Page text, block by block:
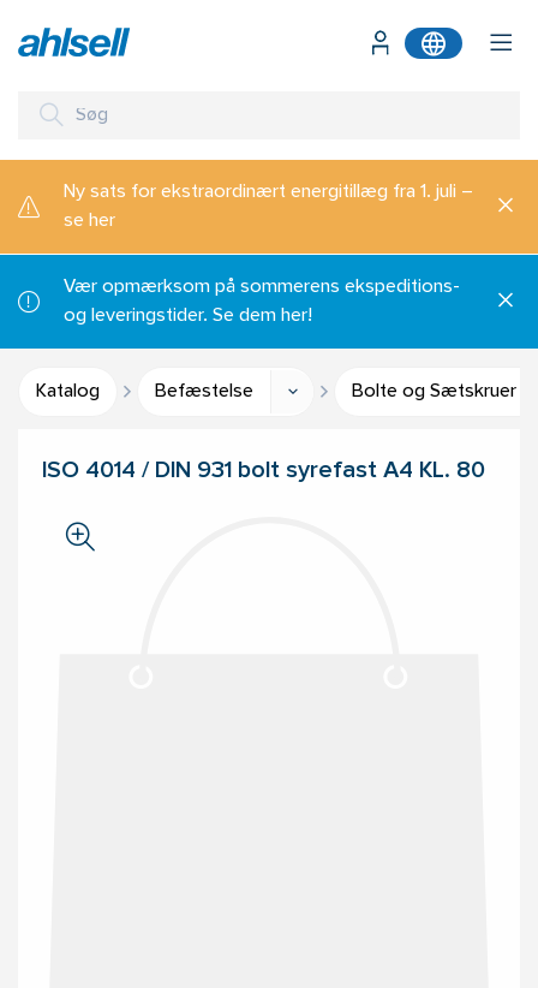
Ny sats for ekstraordinært energitillæg fra 1. juli –
se her
Vær opmærksom på sommerens ekspeditions-
og leveringstider. Se dem her!
Katalog Befæstelse Bolte og Sætskruer
ISO 4014 / DIN 931 bolt syrefast A4 KL. 80